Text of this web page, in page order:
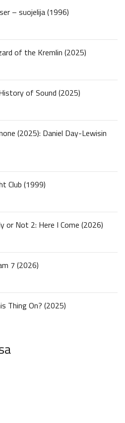
– suojelija (1996)
of the Kremlin (2025)
of Sound (2025)
(2025): Daniel Day-Lewisin
Club (1999)
or Not 2: Here I Come (2026)
7 (2026)
Thing On? (2025)